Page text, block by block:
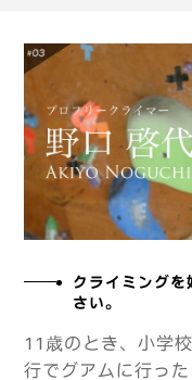
クライミングを
さい。
11歳のとき、小学
行でグアムに行っ